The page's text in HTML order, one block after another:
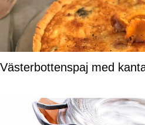
Västerbottenspaj med